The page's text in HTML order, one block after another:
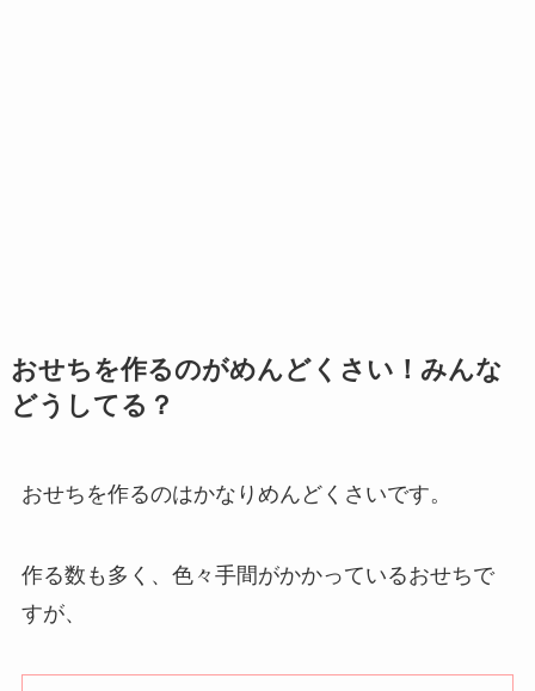
おせちを作るのがめんどくさい！みんな
どうしてる？
おせちを作るのはかなりめんどくさいです。
作る数も多く、色々手間がかかっているおせちで
すが、